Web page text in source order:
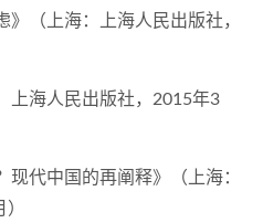
（上海：上海人民出版社，
上海人民出版社，2015年3
代中国的再阐释》（上海：